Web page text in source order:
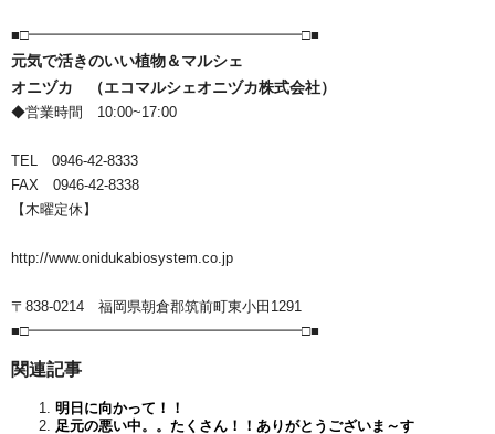
■□━━━━━━━━━━━━━━━━━━━□■
元気で活きのいい植物＆マルシェ
オニヅカ （エコマルシェオニヅカ株式会社）
◆営業時間 10:00~17:00
TEL 0946-42-8333
FAX 0946-42-8338
【木曜定休】
http://www.onidukabiosystem.co.jp
〒838-0214 福岡県朝倉郡筑前町東小田1291
■□━━━━━━━━━━━━━━━━━━━□■
関連記事
明日に向かって！！
足元の悪い中。。たくさん！！ありがとうございま～す